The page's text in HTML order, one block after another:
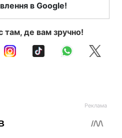
в Google!
там, де вам зручно!